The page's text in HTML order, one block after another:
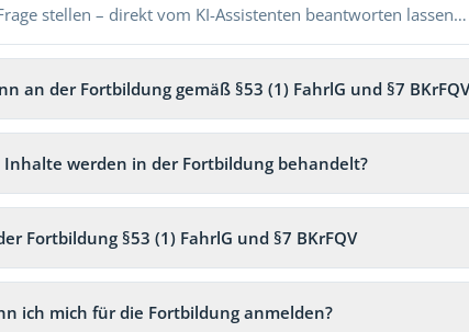
an der Fortbildung gemäß §53 (1) FahrlG und §7
Inhalte werden in der Fortbildung behandelt?
Fortbildung §53 (1) FahrlG und §7 BKrFQV
ich mich für die Fortbildung anmelden?